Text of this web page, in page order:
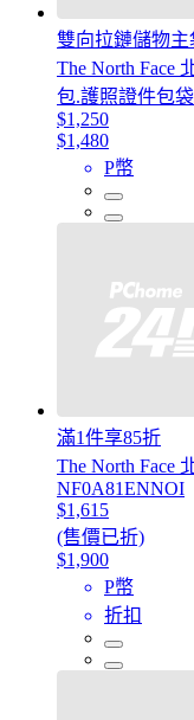
雙向拉鏈儲物主
The North Face
包.護照證件包
$1,250
$1,480
P幣
滿1件享85折
The North Face
NF0A81ENNOI
$1,615
(售價已折)
$1,900
P幣
折扣